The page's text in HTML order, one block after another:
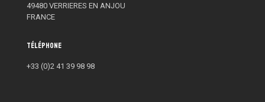
49480 VERRIERES EN ANJOU
FRANCE
Téléphone
+33 (0)2 41 39 98 98